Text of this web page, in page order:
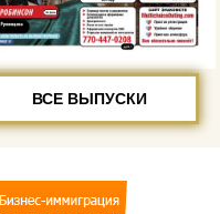
ВСЕ ВЫПУСКИ